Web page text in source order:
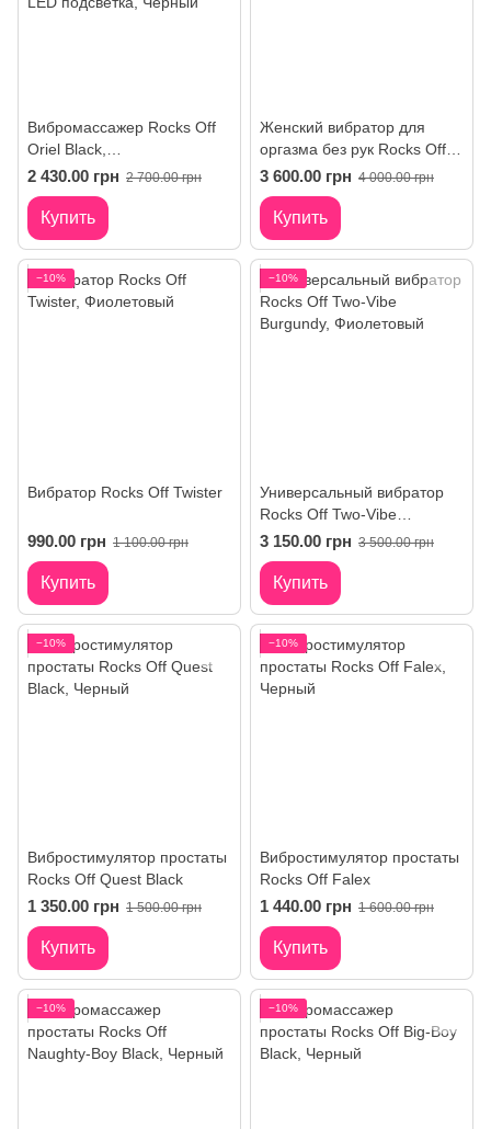
Вибромассажер Rocks Off
Oriel Black,
водонепроницаемый,
гибкая головка, мощный,
LED подсветка
2 430.00 грн 2 700.00 грн
Купить
Женский вибратор для
оргазма без рук Rocks Off
Rock Chick Diva Purple,
пульт ДУ
3 600.00 грн 4 000.00 грн
Купить
−10%
Вибратор Rocks Off Twister
990.00 грн 1 100.00 грн
Купить
−10%
Универсальный вибратор
Rocks Off Two-Vibe
Burgundy
3 150.00 грн 3 500.00 грн
Купить
−10%
Вибростимулятор простаты
Rocks Off Quest Black
1 350.00 грн 1 500.00 грн
Купить
−10%
Вибростимулятор простаты
Rocks Off Falex
1 440.00 грн 1 600.00 грн
Купить
−10% −10%